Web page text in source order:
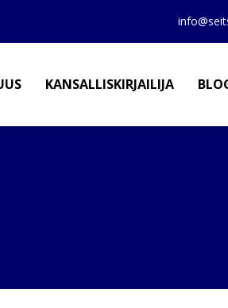
KANSALLISKIRJAILIJA